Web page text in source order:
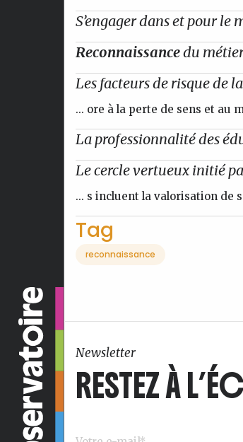
S’engager dans et pour le
Reconnaissancedu
Les facteurs de risque de
... ore à la perte de sens et au
La professionnalité des
Le cercle vertueux initié
... s incluent la valorisation de
Tag
reconnaissance
Newsletter
RESTEZ À